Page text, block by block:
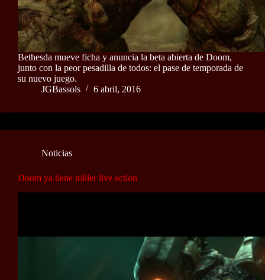
Bethesda mueve ficha y anuncia la beta abierta de Doom,
junto con la peor pesadilla de todos: el pase de temporada de
su nuevo juego.
JGBassols
6 abril, 2016
Noticias
Doom ya tiene tráiler live action